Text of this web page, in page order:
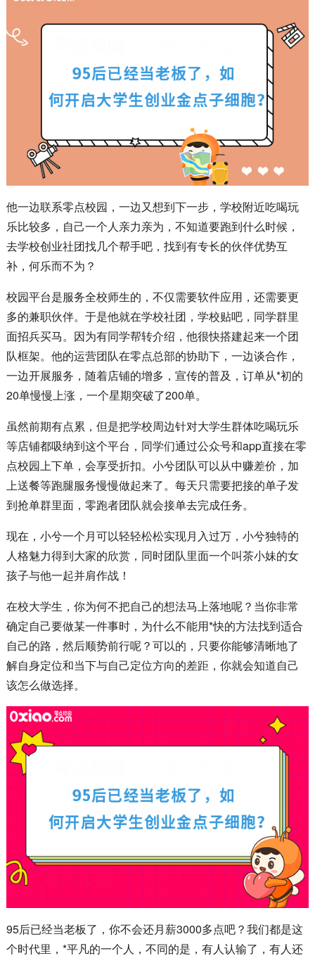
他一边联系零点校园，一边又想到下一步，学校附近吃喝玩
乐比较多，自己一个人亲力亲为，不知道要跑到什么时候，
去学校创业社团找几个帮手吧，找到有专长的伙伴优势互
补，何乐而不为？
校园平台是服务全校师生的，不仅需要软件应用，还需要更
多的兼职伙伴。于是他就在学校社团，学校贴吧，同学群里
面招兵买马。因为有同学帮转介绍，他很快搭建起来一个团
队框架。他的运营团队在零点总部的协助下，一边谈合作，
一边开展服务，随着店铺的增多，宣传的普及，订单从*初的
20单慢慢上涨，一个星期突破了200单。
虽然前期有点累，但是把学校周边针对大学生群体吃喝玩乐
等店铺都吸纳到这个平台，同学们通过公众号和app直接在零
点校园上下单，会享受折扣。小兮团队可以从中赚差价，加
上送餐等跑腿服务慢慢做起来了。每天只需要把接的单子发
到抢单群里面，零跑者团队就会接单去完成任务。
现在，小兮一个月可以轻轻松松实现月入过万，小兮独特的
人格魅力得到大家的欣赏，同时团队里面一个叫茶小妹的女
孩子与他一起并肩作战！
在校大学生，你为何不把自己的想法马上落地呢？当你非常
确定自己要做某一件事时，为什么不能用*快的方法找到适合
自己的路，然后顺势前行呢？可以的，只要你能够清晰地了
解自身定位和当下与自己定位方向的差距，你就会知道自己
该怎么做选择。
95后已经当老板了，你不会还月薪3000多点吧？我们都是这
个时代里，*平凡的一个人，不同的是，有人认输了，有人还